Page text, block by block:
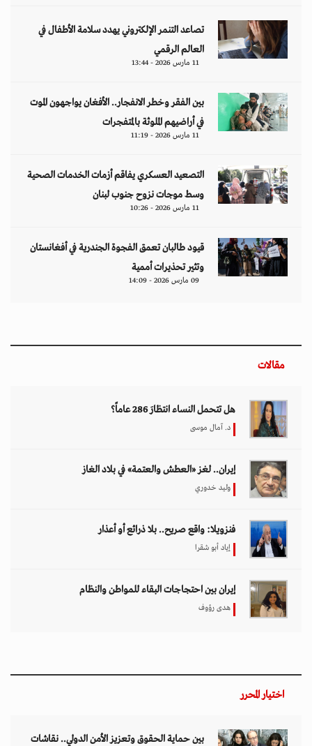
تصاعد التنمر الإلكتروني يهدد سلامة الأطفال في
العالم الرقمي
11 مارس 2026 - 13:44
بين الفقر وخطر الانفجار.. الأفغان يواجهون الموت
في أراضيهم الملوثة بالمتفجرات
11 مارس 2026 - 11:19
التصعيد العسكري يفاقم أزمات الخدمات الصحية
وسط موجات نزوح جنوب لبنان
11 مارس 2026 - 10:26
قيود طالبان تعمق الفجوة الجندرية في أفغانستان
وتثير تحذيرات أممية
09 مارس 2026 - 14:09
مقالات
هل تتحمل النساء انتظارَ 286 عاماً؟
د. آمال موسى
إيران.. لغز «العطش والعتمة» في بلاد الغاز
وليد خدوري
فنزويلا: واقع صريح.. بلا ذرائع أو أعذار
إياد أبو شقرا
إيران بين احتجاجات البقاء للمواطن والنظام
هدى رؤوف
اختيار المحرر
بين حماية الحقوق وتعزيز الأمن الدولي.. نقاشات